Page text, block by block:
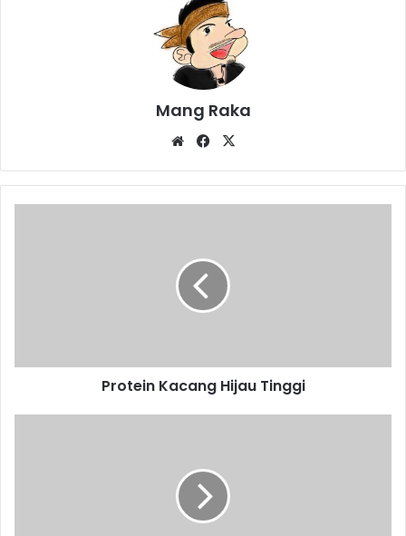
Mang Raka
WebsiteFacebook
Protein Kacang Hijau Tinggi